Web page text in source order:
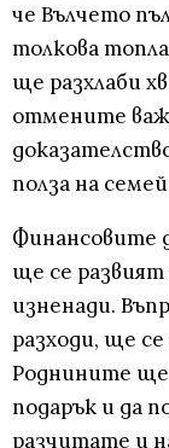
че Вълчето
толкова
ще разхлаби
отмените
полза на
Финансовите
ще се
изненади.
разходи, ще
Роднините ще
подарък и да
разчитате и